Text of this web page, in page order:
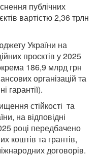
публічних
вартістю 2,36 трлн
України на
проєктів у 2025
186,9 млрд грн
організацій та
гарантії).
стійкості та
на відповідні
році передбачено
коштів та грантів,
договорів.